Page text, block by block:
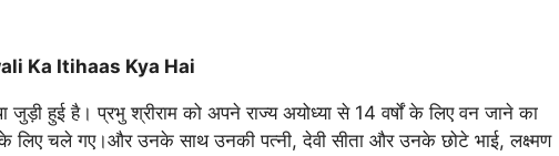
Ka Itihaas Kya Hai
जुड़ी हुई है। प्रभु श्रीराम को अपने राज्य अयोध्या से 14 वर्षों के लिए वन जाने का
लिए चले गए।और उनके साथ उनकी पत्नी, देवी सीता और उनके छोटे भाई, लक्ष्मण